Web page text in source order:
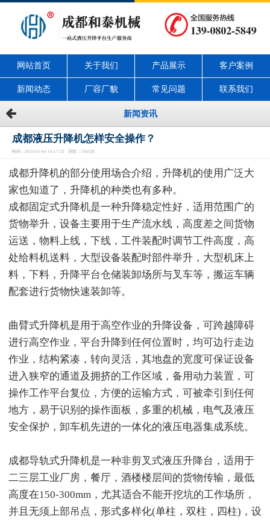
网站首页 关于我们 产品展示 客户案例
新闻动态 厂容厂貌 常见问题 联系我们
新闻资讯
成都液压升降机怎样安全操作？
时间：2023-01-04 14:17:53 浏览：1365次
成都升降机的部分使用场合介绍，升降机的使用广泛大
家也知道了，升降机的种类也有多种。
成都固定式升降机是一种升降稳定性好，适用范围广的
货物举升，设备主要用于生产流水线，高度差之间货物
运送，物料上线，下线，工件装配时调节工件高度，高
处给料机送料，大型设备装配时部件举升，大型机床上
料，下料，升降平台仓储装卸场所与叉车等，搬运车辆
配套进行货物快速装卸等。
曲臂式升降机是用于高空作业的升降设备，可跨越障碍
进行高空作业，平台升降到任何位置时，均可边行走边
作业，结构紧凑，转向灵活，其地盘的宽度可保证设备
进入狭窄的通道及拥挤的工作区域，备用动力装置，可
操作工作平台复位，方便的运输方式，可被牵引到任何
地方，易于识别的操作面板，多重的机械，电气及液压
安全保护，卸车机先进的一体化的液压电器集成系统。
成都导轨式升降机是一种非剪叉式液压升降台，适用于
二三层工业厂房，餐厅，酒楼楼层间的货物传输，最低
高度在150-300mm，尤其适合不能开挖坑的工作场所，
并且无须上部吊点，形式多样化(单柱，双柱，四柱)，设